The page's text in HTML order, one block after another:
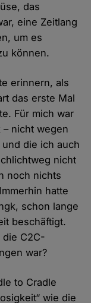
das
eine Zeitlang
um es
können.
erinnern, als
das erste Mal
Für mich war
nicht wegen
die ich auch
nicht
noch nichts
hatte
schon lange
beschäftigt.
die C2C-
war?
to Cradle
wie die